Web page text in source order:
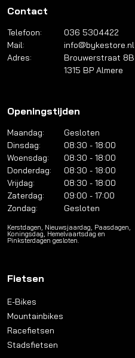
Contact
Telefoon:
036 5304422
Mail:
info@bykestore.nl
Adres:
Brouwerstraat 8B
1315 BP Almere
Openingstijden
Maandag:
Gesloten
Dinsdag:
08:30 - 18:00
Woensdag:
08:30 - 18:00
Donderdag:
08:30 - 18:00
Vrijdag:
08:30 - 18:00
Zaterdag:
09:00 - 17:00
Zondag:
Gesloten
Kerstdagen, Nieuwsjaardag, Paasdagen,
Koningsdag, Hemelvaartsdag en
Pinksterdagen gesloten.
Fietsen
E-Bikes
Mountainbikes
Racefietsen
Stadsfietsen